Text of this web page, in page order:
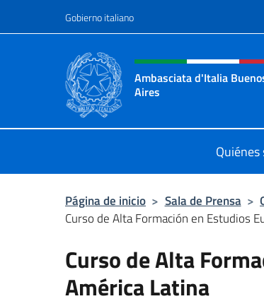
Gobierno italiano
Encabezado del sitio
Ambasciata d'Italia
Aires
Página de inicio > Sala de Prensa >
Curso de Alta Formación en Estudios
Curso de Alta
América Latina